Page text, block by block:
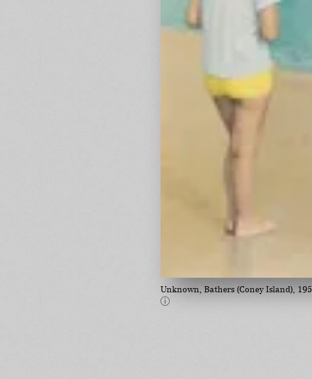
Unknown, Bathers (Coney Island),